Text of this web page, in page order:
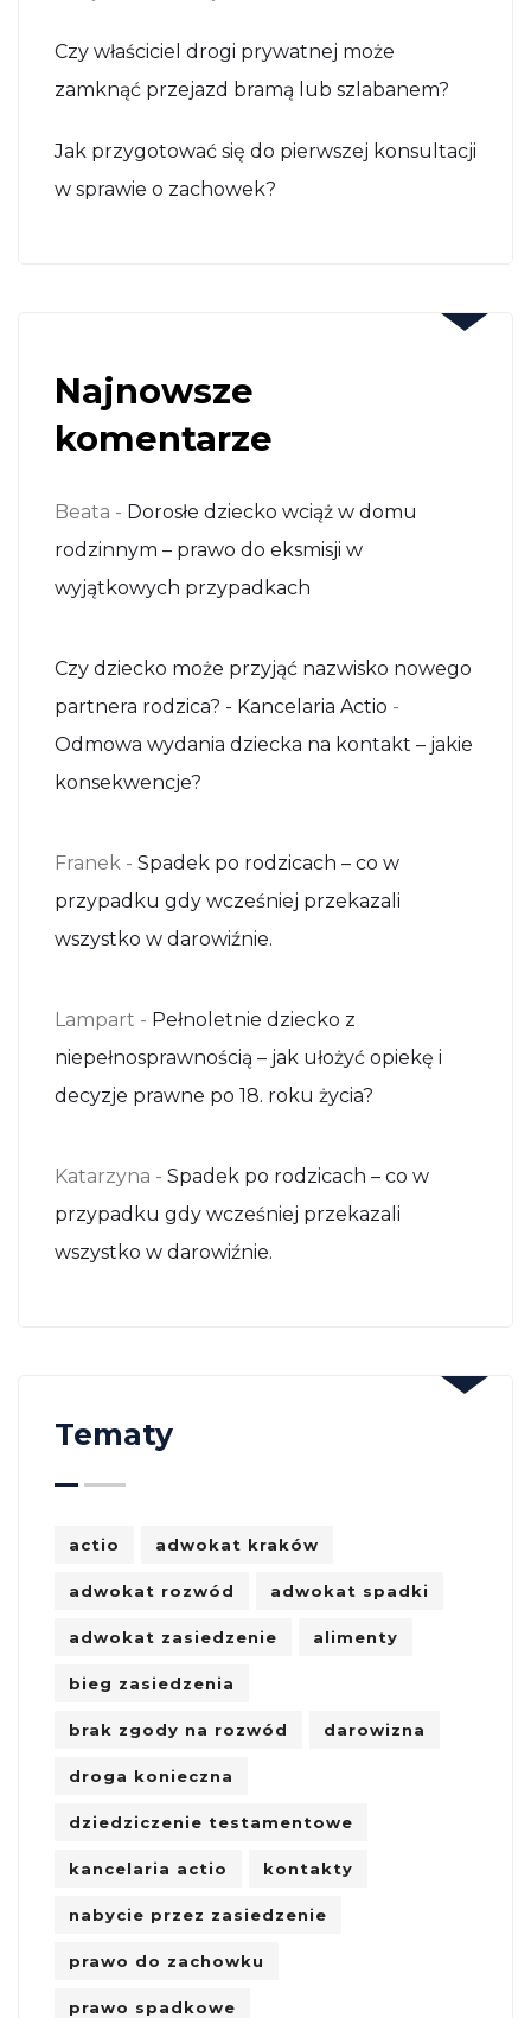
Czy właściciel drogi prywatnej może
zamknąć przejazd bramą lub szlabanem?
Jak przygotować się do pierwszej konsultacji
w sprawie o zachowek?
Najnowsze
komentarze
Beata - Dorosłe dziecko wciąż w domu
rodzinnym – prawo do eksmisji w
wyjątkowych przypadkach
Czy dziecko może przyjąć nazwisko nowego
partnera rodzica? - Kancelaria Actio -
Odmowa wydania dziecka na kontakt – jakie
konsekwencje?
Franek - Spadek po rodzicach – co w
przypadku gdy wcześniej przekazali
wszystko w darowiźnie.
Lampart - Pełnoletnie dziecko z
niepełnosprawnością – jak ułożyć opiekę i
decyzje prawne po 18. roku życia?
Katarzyna - Spadek po rodzicach – co w
przypadku gdy wcześniej przekazali
wszystko w darowiźnie.
Tematy
actio adwokat kraków
adwokat rozwód adwokat spadki
adwokat zasiedzenie alimenty
bieg zasiedzenia
brak zgody na rozwód darowizna
droga konieczna
dziedziczenie testamentowe
kancelaria actio kontakty
nabycie przez zasiedzenie
prawo do zachowku
prawo spadkowe